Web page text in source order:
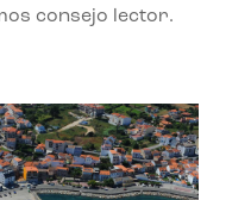
consejo lector.